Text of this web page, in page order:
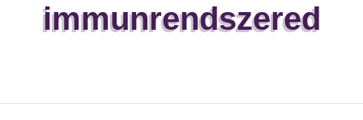
immunrendszered